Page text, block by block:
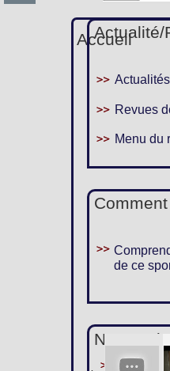
Accueil
Actualité/
Revues
Menu du
de ce
Nous
Prénom :